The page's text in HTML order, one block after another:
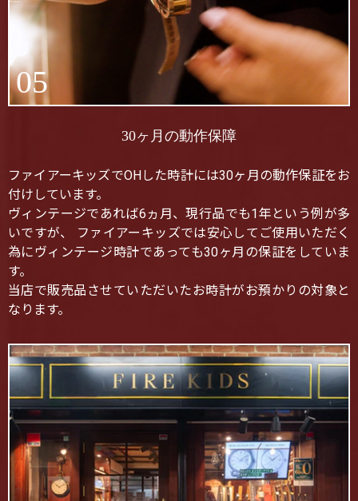
05
30ヶ月の動作保障
ファイアーキッズでOHした時計には30ヶ月の動作保証をお
付けしています。
ヴィンテージであれば6ヵ月、現行品でも1年という例が多
いですが、 ファイアーキッズでは安心してご使用いただく
為にヴィンテージ時計であっても30ヶ月の保証をしていま
す。
当店で販売品させていただいたお時計がお預かりの対象と
なります。